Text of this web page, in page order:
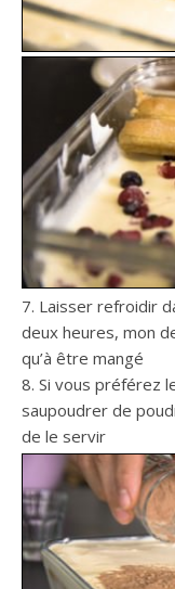
7. Laisser refroidir
deux heures, mon
qu’à être mangé
8. Si vous préférez
saupoudrer de
de le servir